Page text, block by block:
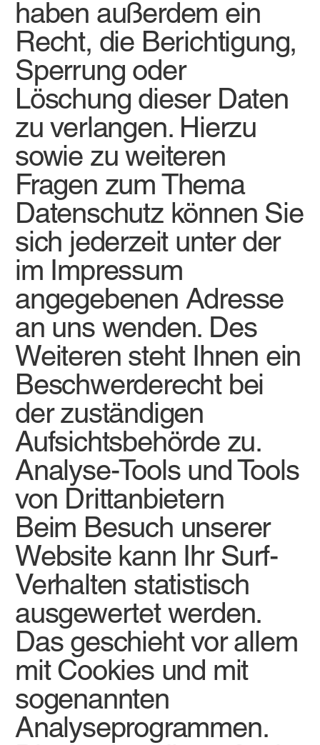
haben außerdem ein
Recht, die Berichtigung,
Sperrung oder
Löschung dieser Daten
zu verlangen. Hierzu
sowie zu weiteren
Fragen zum Thema
Datenschutz können Sie
sich jederzeit unter der
im Impressum
angegebenen Adresse
an uns wenden. Des
Weiteren steht Ihnen ein
Beschwerderecht bei
der zuständigen
Aufsichtsbehörde zu.
Analyse-Tools und Tools
von Drittanbietern
Beim Besuch unserer
Website kann Ihr Surf-
Verhalten statistisch
ausgewertet werden.
Das geschieht vor allem
mit Cookies und mit
sogenannten
Analyseprogrammen.